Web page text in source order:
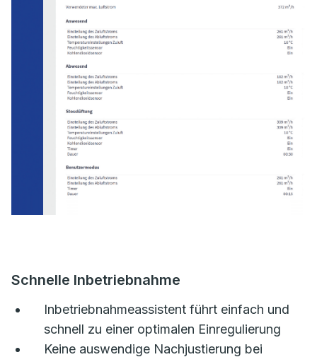
Schnelle Inbetriebnahme
Inbetriebnahmeassistent führt einfach und
schnell zu einer optimalen Einregulierung
Keine auswendige Nachjustierung bei